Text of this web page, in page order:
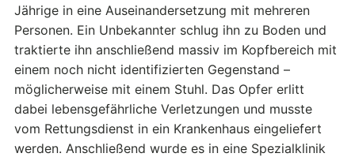
Jährige in eine Auseinandersetzung mit mehreren
Personen. Ein Unbekannter schlug ihn zu Boden und
traktierte ihn anschließend massiv im Kopfbereich mit
einem noch nicht identifizierten Gegenstand –
möglicherweise mit einem Stuhl. Das Opfer erlitt
dabei lebensgefährliche Verletzungen und musste
vom Rettungsdienst in ein Krankenhaus eingeliefert
werden. Anschließend wurde es in eine Spezialklinik